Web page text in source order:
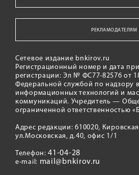
РЕКЛАМОДАТЕЛЯМ
Сетевое издание bnkirov.ru
Регистрационный номер и дата
регистрации: Эл № ФС77-82576 от
Федеральной службой по надзору
информационных технологий и
коммуникаций. Учредитель —
ограниченной ответственностью
Адрес редакции: 610020,
ул.Московская, д.40, офис 1/1
Телефон:41-04-28
e-mail: mail@bnkirov.ru